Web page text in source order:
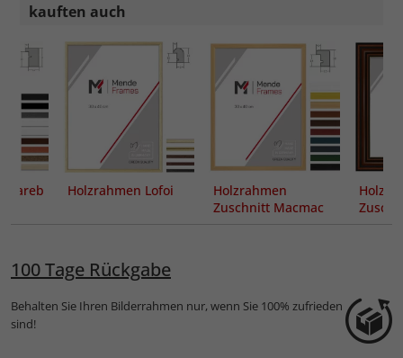
kauften auch
Holzrahmen Lofoi
Holzrahmen
Zuschnitt Macmac
100 Tage Rückgabe
Behalten Sie Ihren Bilderrahmen nur, wenn Sie 100% zufrieden
sind!